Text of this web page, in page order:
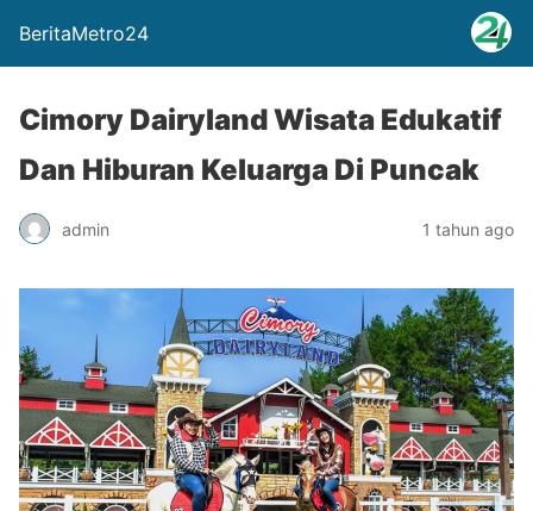
BeritaMetro24
Cimory Dairyland Wisata Edukatif
Dan Hiburan Keluarga Di Puncak
admin 1 tahun ago